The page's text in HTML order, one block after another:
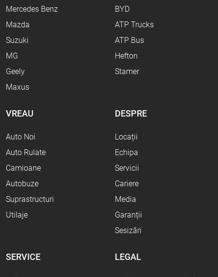
Mercedes Benz
Mazda
Suzuki
MG
Geely
Maxus
BYD
ATP Trucks
ATP Bus
Hefton
Stamer
VREAU
Auto Noi
Auto Rulate
Camioane
Autobuze
Suprastructuri
Utilaje
DESPRE
Locații
Echipa
Servicii
Cariere
Media
Garanții
Sesizări
SERVICE LEGAL